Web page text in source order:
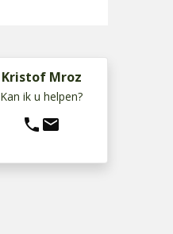
Kristof Mroz
Kan ik u helpen?
phone mail